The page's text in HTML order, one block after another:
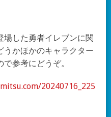
場した勇者イレブンに関
うかほかのキャラクター
参考にどうぞ。
20240716_225